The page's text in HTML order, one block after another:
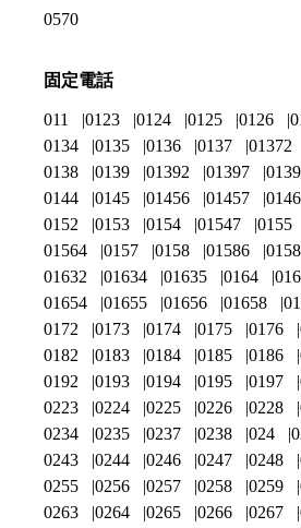
0570
固定電話
011 0123 0124 0125 0126
0134
0135 0136 0137 01372
0138
0139 01392 01397
0144
0145 01456 01457 0146
0152
0153 0154 01547 0155
01564
0157 0158 01586
01632
01634 01635 0164
01654
01655 01656 01658
0172
0173 0174 0175 0176
0182
0183 0184 0185 0186
0192
0193 0194 0195 0197
0223
0224 0225 0226 0228
0234
0235 0237 0238 024
0243
0244 0246 0247 0248
0255
0256 0257 0258 0259
0263
0264 0265 0266 0267